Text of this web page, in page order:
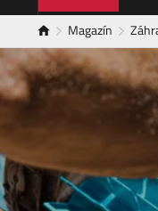
Magazín